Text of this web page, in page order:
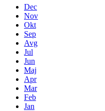
Dec
Nov
Okt
Sep
Avg
Jul
Jun
Maj
Apr
Mar
Feb
Jan